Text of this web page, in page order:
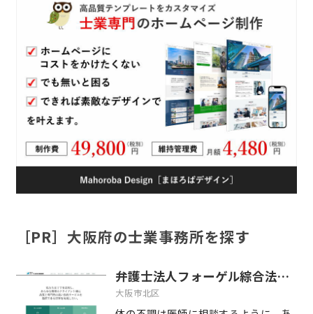
［PR］大阪府の士業事務所を探す
弁護士法人フォーゲル綜合法律事務所
大阪市北区